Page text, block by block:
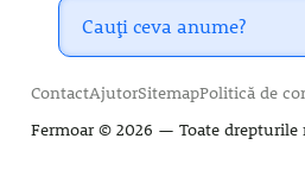
ContactAjutorSitemapPolitică de
Fermoar© 2026 — Toate drepturile